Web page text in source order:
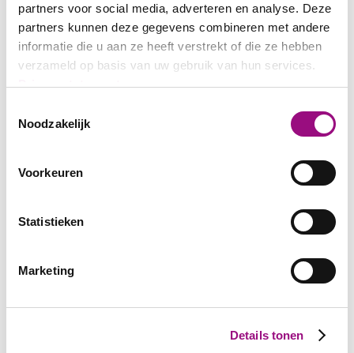
partners voor social media, adverteren en analyse. Deze
partners kunnen deze gegevens combineren met andere
informatie die u aan ze heeft verstrekt of die ze hebben
verzameld op basis van uw gebruik van hun services.
Privacystatement
Noodzakelijk
Voorkeuren
Statistieken
Marketing
Details tonen
Nach der Fertigstellung eines bestimmten Bauabschnittes kann eine
Bauzwischenreinigungnotwendig sein. So werden mögliche
Nachbesserungsnotwendigkeiten sichtbar und die Baustelle
insgesamt für weitere Arbeiten sicherer.
verwandelt unser
zuverlässiges Personal das Gebäude in einen bezugsbereiten
Zustand. Wir reinigen Böden, Türen, Fenster, Leisten, Heizkörper,
Oberflächen außerordentlich gründlich. Auf Wunsch reinigen wir
auch Fassaden und Glasflächen der Immobilien – für ein rundum
erstellen Ihnen gerne ein individuelles Angebot!